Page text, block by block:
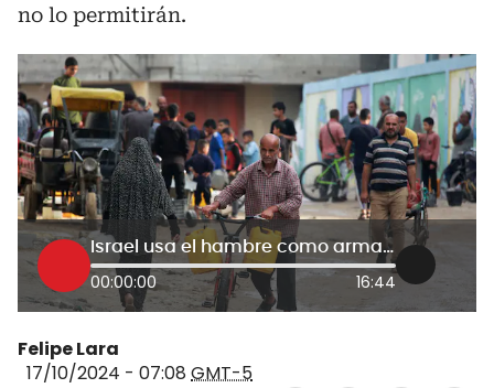
no lo permitirán.
Israel usa el hambre como arma de guerra: ex primer ministro palestino por crisis en Gaza
00:00:00 16:44
Felipe Lara
17/10/2024 - 07:08 GMT-5